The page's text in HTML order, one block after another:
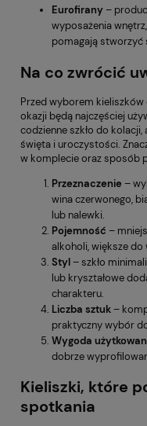
Eurofirany–
wyposażenia
pomagają stworzyć
Na co zwrócić
Przed wyborem
okazji będą najczęściej
codzienne szkło do
święta i uroczystości.
w komplecie oraz sposób
Przeznaczenie–
wina czerwonego,
lub nalewki.
Pojemność –
alkoholi, większe do
Styl– szkło
lub kryształowe
charakteru.
Liczba sztuk–
praktyczny wybór
Wygoda
dobrze
Kieliszki, które
spotkania